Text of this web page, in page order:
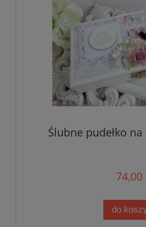
Ślubne pudełko
74,00
do